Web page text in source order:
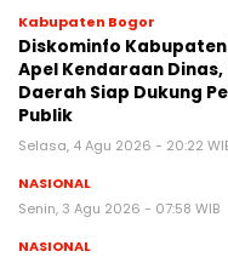
Kabupaten Bogor
Diskominfo
Apel Kendaraan
Daerah Siap Dukung
Publik
Selasa, 4 Agu 2026 - 20:22
NASIONAL
Senin, 3 Agu 2026 - 07:58 WIB
NASIONAL